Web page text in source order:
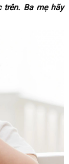
Ba mẹ hãy